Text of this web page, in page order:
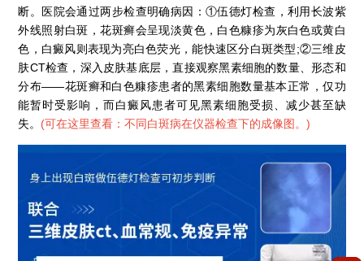
断。医院会通过两步检查明确病因：①伍德灯检查，利用长波紫
外线照射白斑，花斑癣会呈现淡黄色，白色糠疹为灰白色或黄白
色，白癜风则表现为亮白色荧光，能快速区分白斑类型;②三维皮
肤CT检查，深入皮肤基底层，直接观察黑素细胞的数量、形态和
分布——花斑癣和白色糠疹患者的黑素细胞数量基本正常，仅功
能暂时受影响，而白癜风患者可见黑素细胞受损、减少甚至缺
失。 (可在这里查看：不同白斑病在仪器检查下的成像图。)